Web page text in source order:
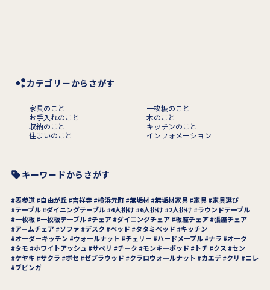
カテゴリーからさがす
家具のこと
一枚板のこと
お手入れのこと
木のこと
収納のこと
キッチンのこと
住まいのこと
インフォメーション
キーワードからさがす
表参道 自由が丘 吉祥寺 横浜元町 無垢材 無垢材家具 家具
家具選び
テーブル ダイニングテーブル 4人掛け 6人掛け 2人掛け
ラウンドテーブル
一枚板 一枚板テーブル チェア ダイニングチェア 板座チェア 張座チェア
アームチェア
ソファ デスク ベッド タタミベッド
キッチン
オーダーキッチン
ウォールナット チェリー ハードメープル ナラ
オーク
タモ
ホワイトアッシュ サペリ チーク モンキーポッド トチ クス
セン
ケヤキ
サクラ ボセ ゼブラウッド クラロウォールナット カエデ クリ
ニレ
ブビンガ